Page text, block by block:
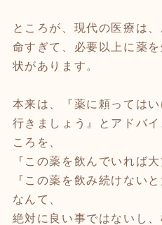
ところが、現代の医療は
命すぎて、必要以上に薬
状があります。
本来は、『薬に頼っては
行きましょう』とアドバ
ころを、
『この薬を飲んでいれば
『この薬を飲み続けない
なんて、
絶対に良い事ではないし